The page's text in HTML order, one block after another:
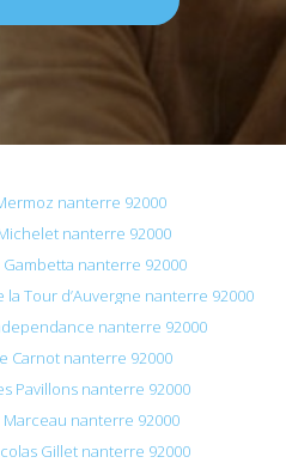
nanterre 92000
nanterre 92000
nanterre 92000
Tour d’Auvergne nanterre 92000
nanterre 92000
Carnot nanterre 92000
Pavillons nanterre 92000
nanterre 92000
Gillet nanterre 92000